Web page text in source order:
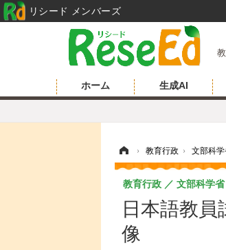
ホーム 生成AI
› 教育行政 › 文部科学
日本語教
像
教育行政 文部科学省
リシード メンバーズ